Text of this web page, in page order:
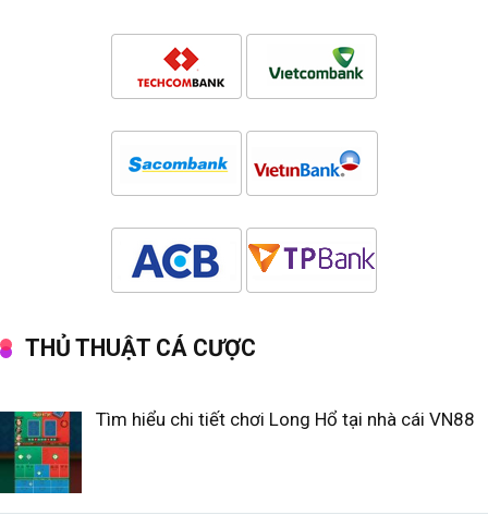
THỦ THUẬT CÁ CƯỢC
Tìm hiểu chi tiết chơi Long Hổ tại nhà cái VN88